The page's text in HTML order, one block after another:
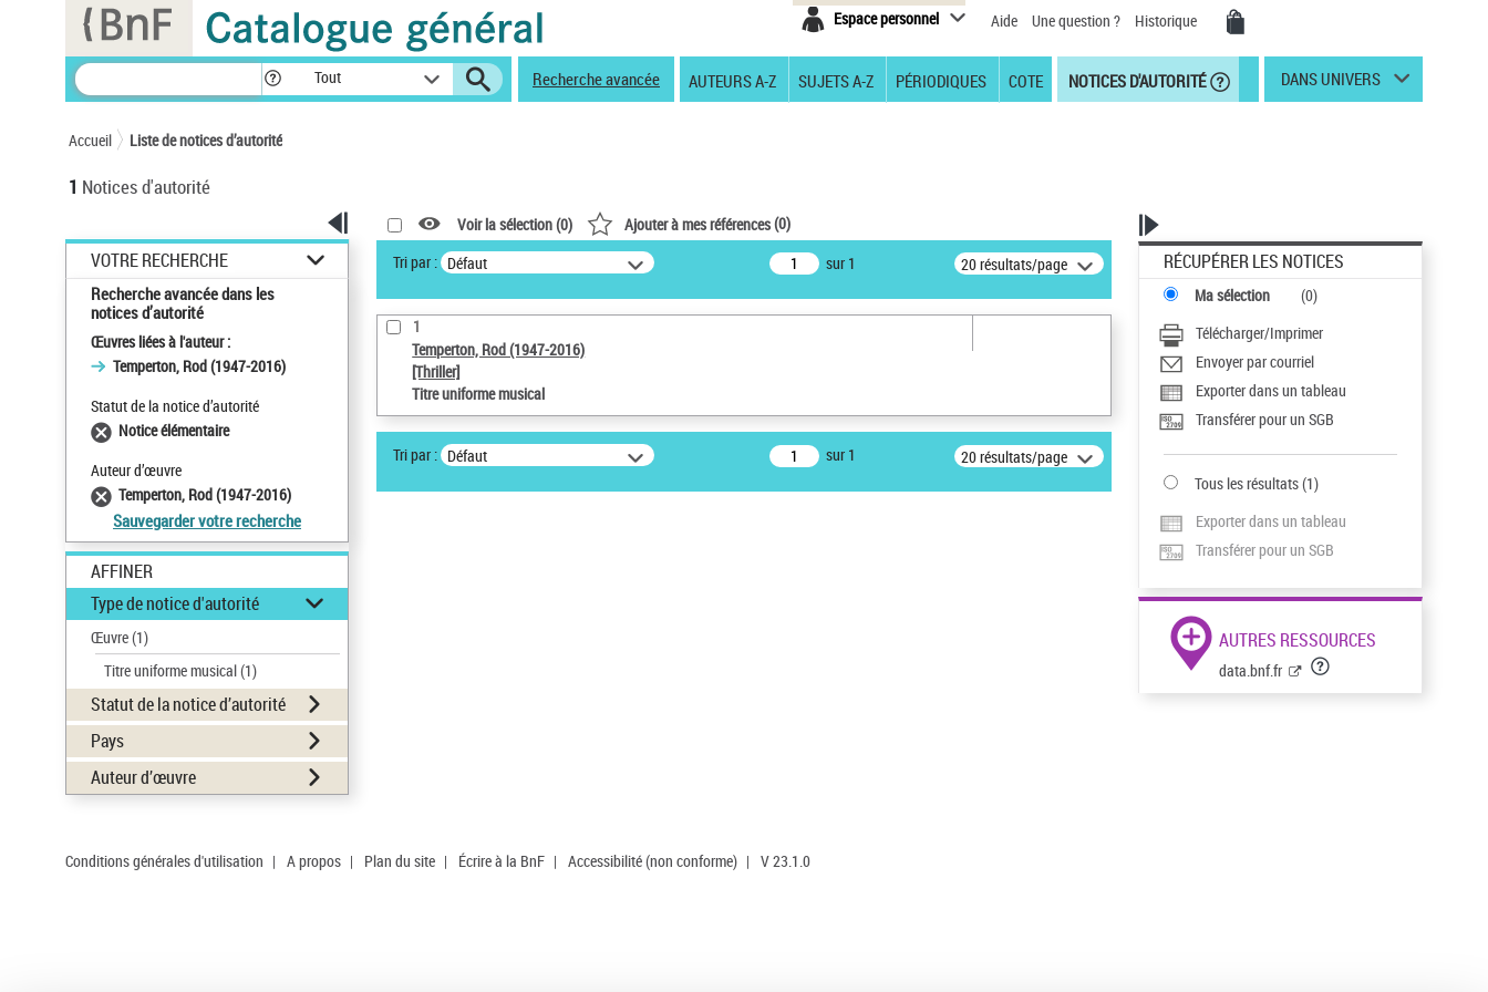
Espace personnel Aide Une question ? Historique
Tout Recherche avancée AUTEURS A-Z SUJETS A-Z PÉRIODIQUES COTE NOTICES D'AUTORITÉ DANS UNIVERS
Accueil Liste de notices d’autorité
1 Notices d'autorité
VOTRE RECHERCHE
Recherche avancée dans les
notices d’autorité
Œuvres liées à l'auteur :
Temperton, Rod (1947-2016)
Statut de la notice d’autorité
Notice élémentaire
Auteur d’œuvre
Temperton, Rod (1947-2016)
Sauvegarder votre recherche
AFFINER
Type de notice d'autorité
Œuvre(1)
Titre uniforme musical(1)
Statut de la notice d’autorité
Pays
Auteur d’œuvre
Voir la sélection (0) Ajouter à mes références(0)
Tri par : Défaut sur 1 20 résultats/page
1
Temperton, Rod (1947-2016)
[Thriller]
Titre uniforme musical
Tri par : Défaut sur 1 20 résultats/page
RÉCUPÉRER LES NOTICES
Ma sélection (0)
Télécharger/Imprimer
Envoyer par courriel
Exporter dans un tableau
Transférer pour un SGB
Tous les résultats(1)
Exporter dans un tableau
Transférer pour un SGB
AUTRES RESSOURCES
data.bnf.fr
Conditions générales d'utilisation | A propos | Plan du site | Écrire à la BnF | Accessibilité (non conforme) | V 23.1.0
Panneau de gestion des cookies